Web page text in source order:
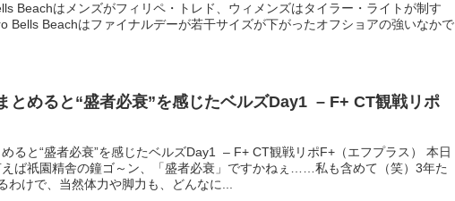
Beachはメンズがフィリペ・トレド、ウィメンズはタイラー・ライトが制す
Bells Beachはファイナルデーが若干サイズが下がったオフショアの強いなかで
とめると“盛者必衰”を感じたベルズDay1 – F+ CT観戦リポ
ると“盛者必衰”を感じたベルズDay1 – F+ CT観戦リポF+（エフプラス） 本日
ば祇園精舎の鐘ゴ～ン、「盛者必衰」ですかねぇ……私も含めて（笑）3年た
わけで、当然体力や脚力も、どんなに...